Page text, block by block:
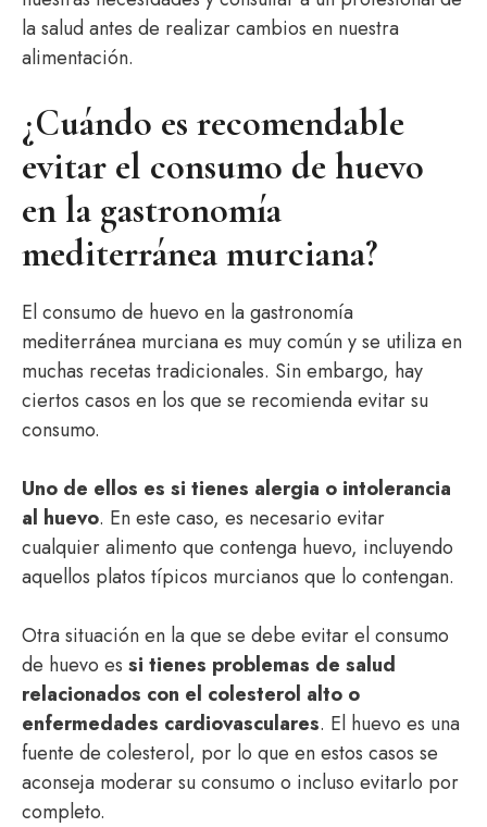
la salud antes de realizar cambios en nuestra
alimentación.
¿Cuándo es recomendable
evitar el consumo de huevo
en la gastronomía
mediterránea murciana?
El consumo de huevo en la gastronomía
mediterránea murciana es muy común y se utiliza en
muchas recetas tradicionales. Sin embargo, hay
ciertos casos en los que se recomienda evitar su
consumo.
Uno de ellos es si tienes alergia o intolerancia
al huevo. En este caso, es necesario evitar
cualquier alimento que contenga huevo, incluyendo
aquellos platos típicos murcianos que lo contengan.
Otra situación en la que se debe evitar el consumo
de huevo es si tienes problemas de salud
relacionados con el colesterol alto o
enfermedades cardiovasculares. El huevo es una
fuente de colesterol, por lo que en estos casos se
aconseja moderar su consumo o incluso evitarlo por
completo.